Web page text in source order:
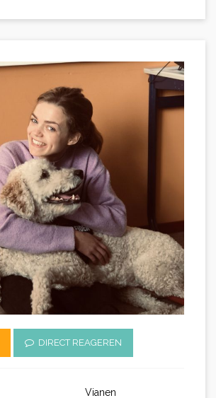
DIRECT REAGEREN
Vianen